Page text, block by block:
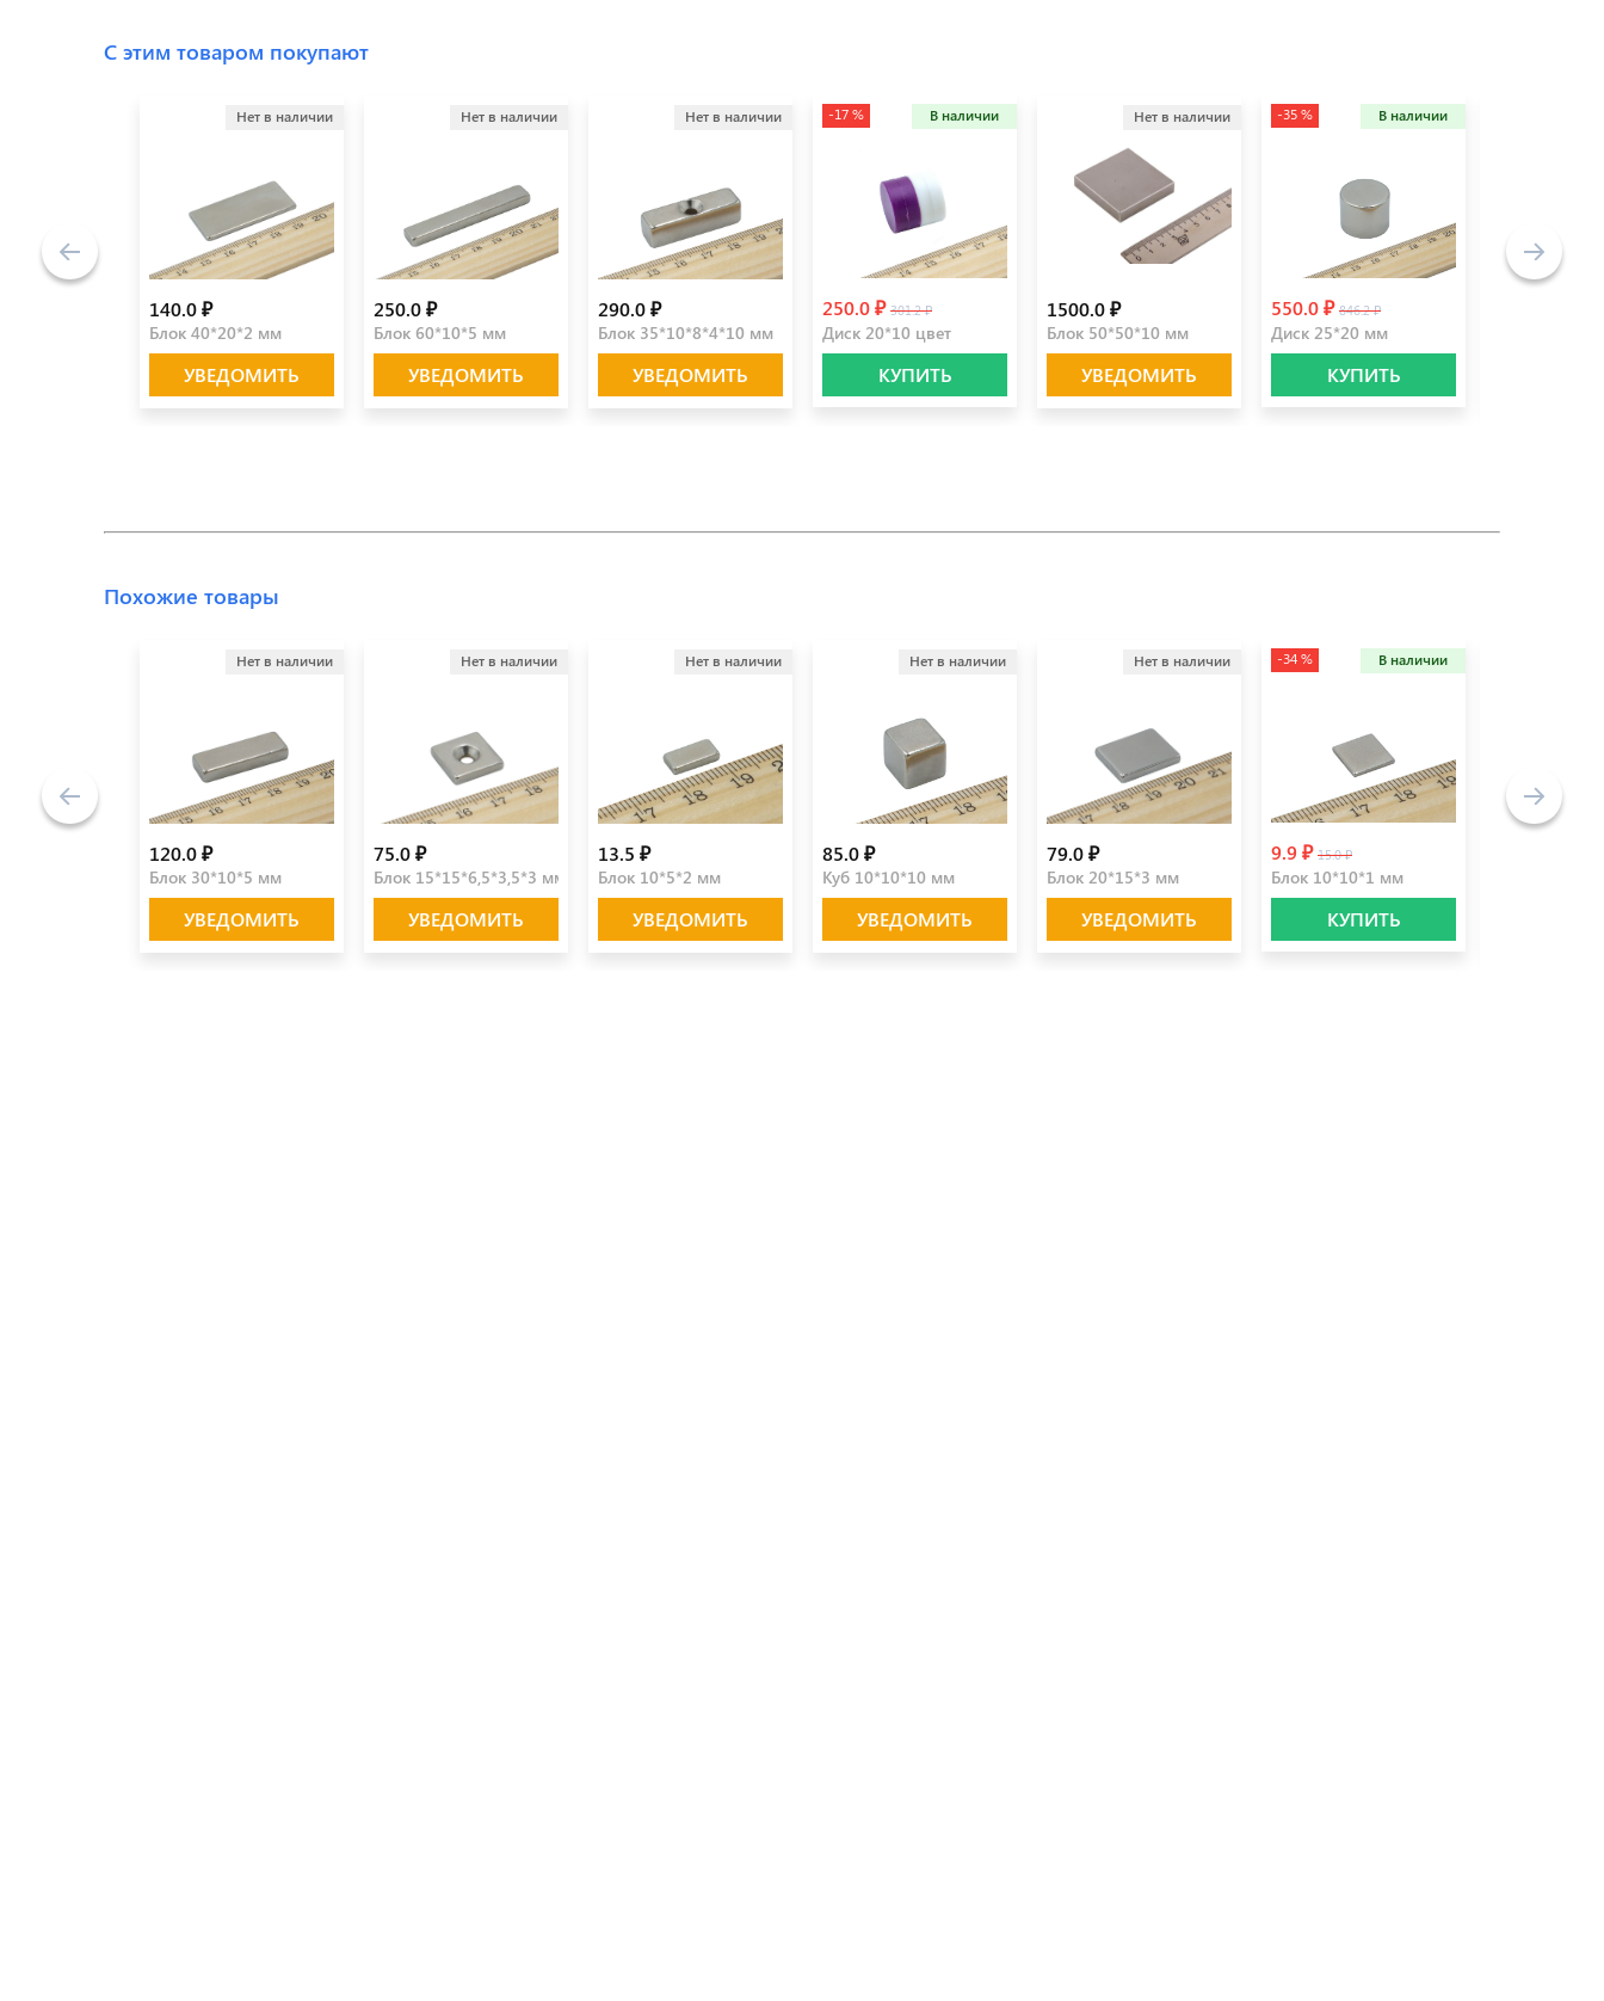
С этим товаром покупают
Нет в наличии
140.0 ₽
Блок 40*20*2 мм
УВЕДОМИТЬ
Нет в наличии
250.0 ₽
Блок 60*10*5 мм
УВЕДОМИТЬ
Нет в наличии
290.0 ₽
Блок 35*10*8*4*10 мм
УВЕДОМИТЬ
-17 % В наличии
250.0 ₽ 301.2 ₽
Диск 20*10 цвет
КУПИТЬ
Нет в наличии
1500.0 ₽
Блок 50*50*10 мм
УВЕДОМИТЬ
-35 % В наличии
550.0 ₽ 846.2 ₽
Диск 25*20 мм
КУПИТЬ
Похожие товары
Нет в наличии
120.0 ₽
Блок 30*10*5 мм
УВЕДОМИТЬ
Нет в наличии
75.0 ₽
Блок 15*15*6,5*3,5*3 мм
УВЕДОМИТЬ
Нет в наличии
13.5 ₽
Блок 10*5*2 мм
УВЕДОМИТЬ
Нет в наличии
85.0 ₽
Куб 10*10*10 мм
УВЕДОМИТЬ
Нет в наличии
79.0 ₽
Блок 20*15*3 мм
УВЕДОМИТЬ
-34 % В наличии
9.9 ₽ 15.0 ₽
Блок 10*10*1 мм
КУПИТЬ